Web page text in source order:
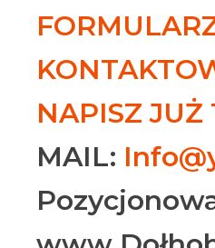
NAPISZ JUŻ
MAIL: